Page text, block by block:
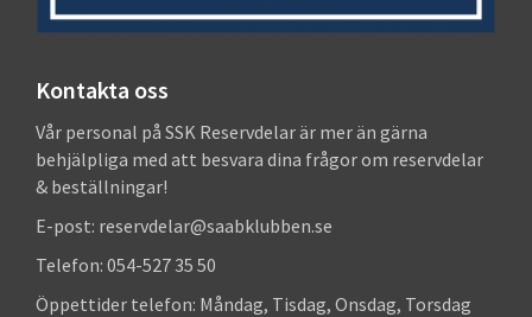
Kontakta oss
Vår personal på SSK Reservdelar är mer än gärna
behjälpliga med att besvara dina frågor om reservdelar
& beställningar!
E-post: reservdelar@saabklubben.se
Telefon: 054-527 35 50
Öppettider telefon: Måndag, Tisdag, Onsdag, Torsdag